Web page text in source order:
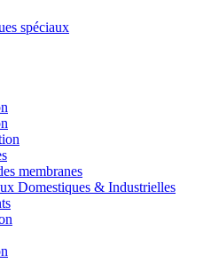
spéciaux
membranes
Domestiques & Industrielles